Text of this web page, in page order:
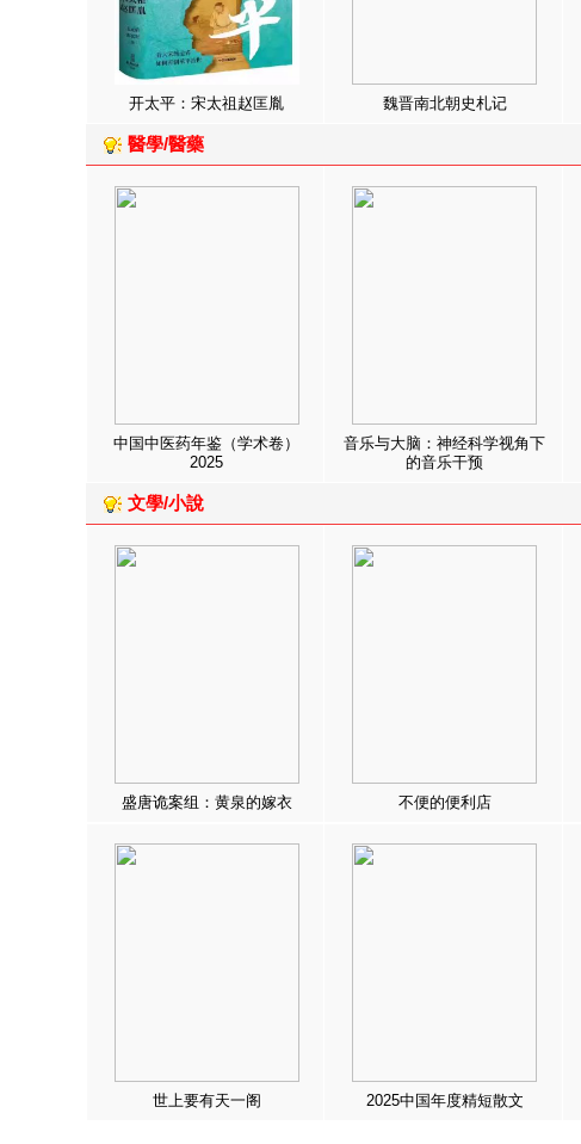
开太平：宋太祖赵匡胤 魏晋南北朝史札记
醫學/醫藥
中国中医药年鉴（学术卷）
2025
音乐与大脑：神经科学视角下
的音乐干预
文學/小說
盛唐诡案组：黄泉的嫁衣 不便的便利店
世上要有天一阁 2025中国年度精短散文